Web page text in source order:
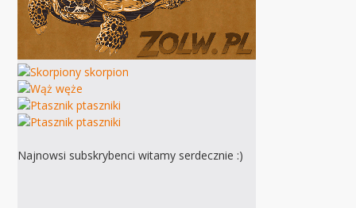
Najnowsi subskrybenci witamy serdecznie :)